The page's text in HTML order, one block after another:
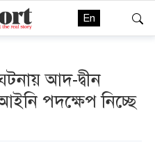
En
আদ-দ্বীন
পদক্ষেপ নিচ্ছে